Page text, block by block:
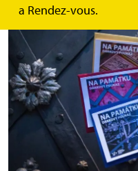
a Rendez-vous.